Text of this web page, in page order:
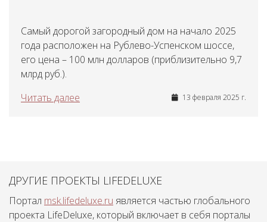
Самый дорогой загородный дом на начало 2025
года расположен на Рублево-Успенском шоссе,
его цена – 100 млн долларов (приблизительно 9,7
млрд руб.).
Читать далее
13 февраля 2025 г.
ДРУГИЕ ПРОЕКТЫ LIFEDELUXE
Портал msk.lifedeluxe.ru является частью глобального
проекта LifeDeluxe, который включает в себя порталы